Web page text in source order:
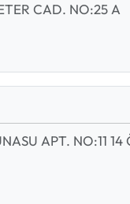
CAD. NO:25 A
APT. NO:11